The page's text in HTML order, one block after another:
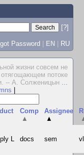
[?]
Password | EN | RU
жизни совсем не
потоке
-- А. Солженицын ...
Comp
▲
Assignee
▲
L docs sem